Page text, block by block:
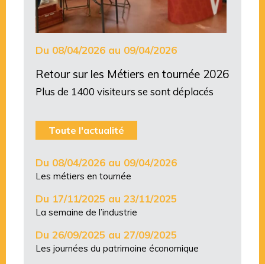
Du 08/04/2026 au 09/04/2026
Retour sur les Métiers en tournée 2026
Plus de 1400 visiteurs se sont déplacés
Toute l'actualité
Du 08/04/2026 au 09/04/2026
Les métiers en tournée
Du 17/11/2025 au 23/11/2025
La semaine de l’industrie
Du 26/09/2025 au 27/09/2025
Les journées du patrimoine économique